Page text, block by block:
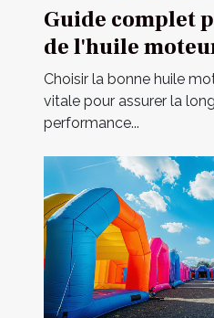
Guide complet
de l'huile
votre véhicule
Choisir la bonne huile
vitale pour assurer la
performance...